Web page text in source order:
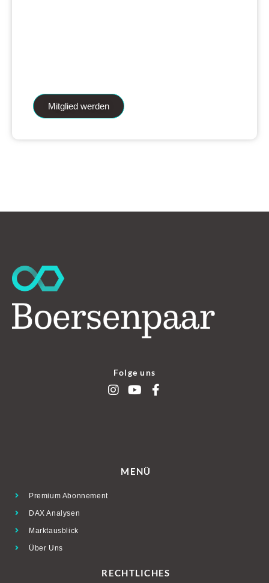
Mitglied werden
Folge uns
MENÜ
Premium Abonnement
DAX Analysen
Marktausblick
Über Uns
RECHTLICHES